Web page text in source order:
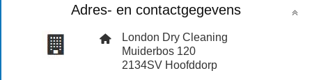
Adres- en contactgegevens
London Dry Cleaning
Muiderbos 120
2134SV Hoofddorp